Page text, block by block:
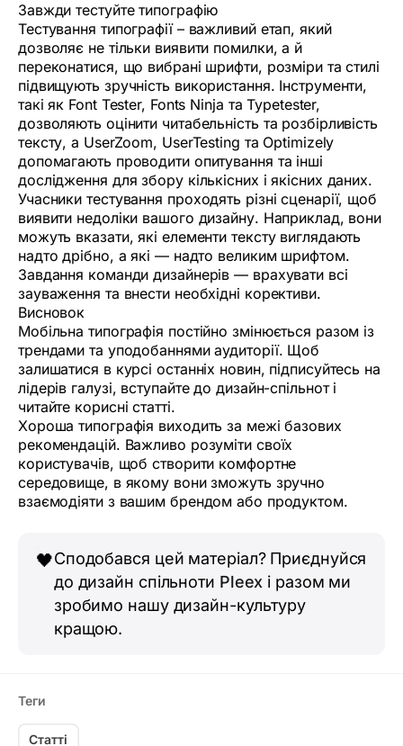
Завжди тестуйте типографію
Тестування типографії – важливий етап, який
дозволяє не тільки виявити помилки, а й
переконатися, що вибрані шрифти, розміри та стилі
підвищують зручність використання. Інструменти,
такі як Font Tester, Fonts Ninja та Typetester,
дозволяють оцінити читабельність та розбірливість
тексту, а UserZoom, UserTesting та Optimizely
допомагають проводити опитування та інші
дослідження для збору кількісних і якісних даних.
Учасники тестування проходять різні сценарії, щоб
виявити недоліки вашого дизайну. Наприклад, вони
можуть вказати, які елементи тексту виглядають
надто дрібно, а які — надто великим шрифтом.
Завдання команди дизайнерів — врахувати всі
зауваження та внести необхідні корективи.
Висновок
Мобільна типографія постійно змінюється разом із
трендами та уподобаннями аудиторії. Щоб
залишатися в курсі останніх новин, підписуйтесь на
лідерів галузі, вступайте до дизайн-спільнот і
читайте корисні статті.
Хороша типографія виходить за межі базових
рекомендацій. Важливо розуміти своїх
користувачів, щоб створити комфортне
середовище, в якому вони зможуть зручно
взаємодіяти з вашим брендом або продуктом.
🖤Сподобався цей матеріал? Приєднуйся
до дизайн спільноти Pleex і разом ми
зробимо нашу дизайн-культуру
кращою.
Теги
Статті